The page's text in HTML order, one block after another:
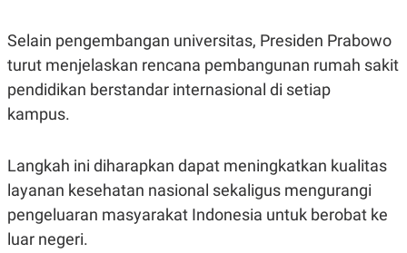
E
M
A
S
E
I
G
G
A
N
N
E
R
J
A
M
Selain pengembangan universitas, Presiden Prabowo
turut menjelaskan rencana pembangunan rumah sakit
pendidikan berstandar internasional di setiap
kampus.
Langkah ini diharapkan dapat meningkatkan kualitas
layanan kesehatan nasional sekaligus mengurangi
pengeluaran masyarakat Indonesia untuk berobat ke
luar negeri.